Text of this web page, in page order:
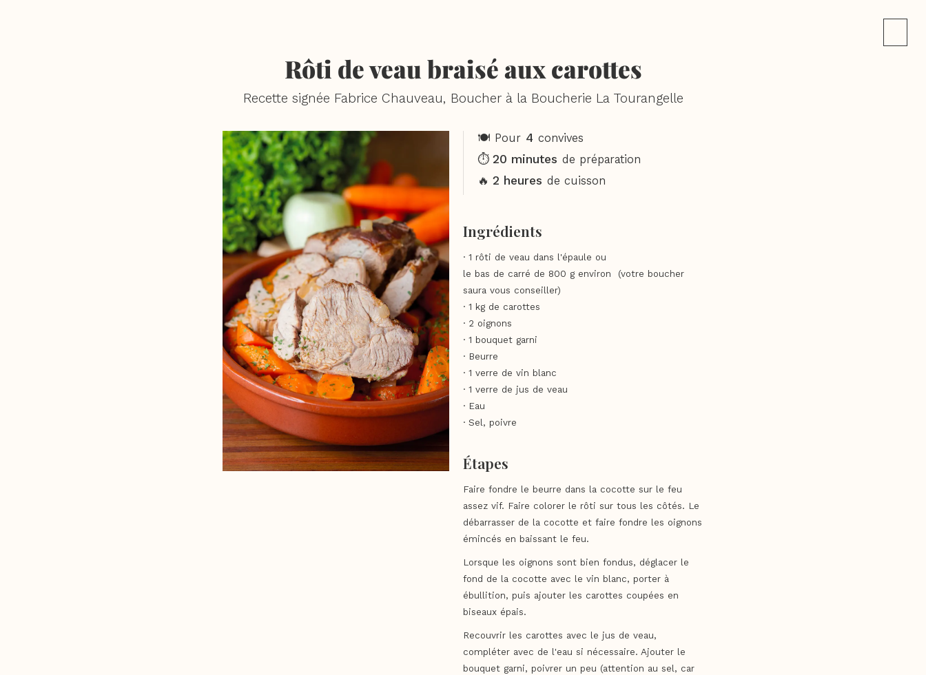
Rôti de veau braisé aux carottes
Recette signée Fabrice Chauveau, Boucher à la Boucherie La Tourangelle
🍽️ Pour 4 convives
⏱️ 20 minutes de préparation
🔥 2 heures de cuisson
Ingrédients
· 1 rôti de veau dans l'épaule ou
le bas de carré de 800 g environ (votre boucher
saura vous conseiller)
· 1 kg de carottes
· 2 oignons
· 1 bouquet garni
· Beurre
· 1 verre de vin blanc
· 1 verre de jus de veau
· Eau
· Sel, poivre
Étapes
Faire fondre le beurre dans la cocotte sur le feu
assez vif. Faire colorer le rôti sur tous les côtés. Le
débarrasser de la cocotte et faire fondre les oignons
émincés en baissant le feu.
Lorsque les oignons sont bien fondus, déglacer le
fond de la cocotte avec le vin blanc, porter à
ébullition, puis ajouter les carottes coupées en
biseaux épais.
Recouvrir les carottes avec le jus de veau,
compléter avec de l'eau si nécessaire. Ajouter le
bouquet garni, poivrer un peu (attention au sel, car